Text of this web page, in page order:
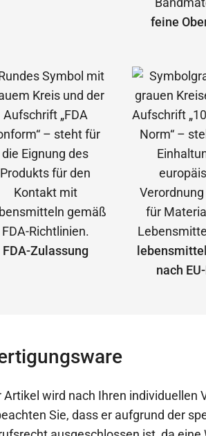
feine
FDA-Zulassung
nach
Artikel wird nach Ihren individuellen
Sie, dass er aufgrund der